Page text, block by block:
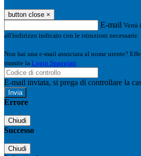
button close ×
E-mail Verrà
all'indirizzo indicato con le istruzioni necessarie.
Non hai una e-mail associata al nome utente?
tramite la Login Spaggiari
E-mail inviata, si prega di controllare la
Errore
Chiudi
Successo
Chiudi